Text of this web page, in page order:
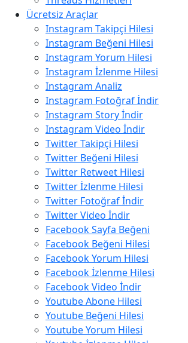
Ücretsiz Araçlar
Instagram Takipçi Hilesi
Instagram Beğeni Hilesi
Instagram Yorum Hilesi
Instagram İzlenme Hilesi
Instagram Analiz
Instagram Fotoğraf İndir
Instagram Story İndir
Instagram Video İndir
Twitter Takipçi Hilesi
Twitter Beğeni Hilesi
Twitter Retweet Hilesi
Twitter İzlenme Hilesi
Twitter Fotoğraf İndir
Twitter Video İndir
Facebook Sayfa Beğeni
Facebook Beğeni Hilesi
Facebook Yorum Hilesi
Facebook İzlenme Hilesi
Facebook Video İndir
Youtube Abone Hilesi
Youtube Beğeni Hilesi
Youtube Yorum Hilesi